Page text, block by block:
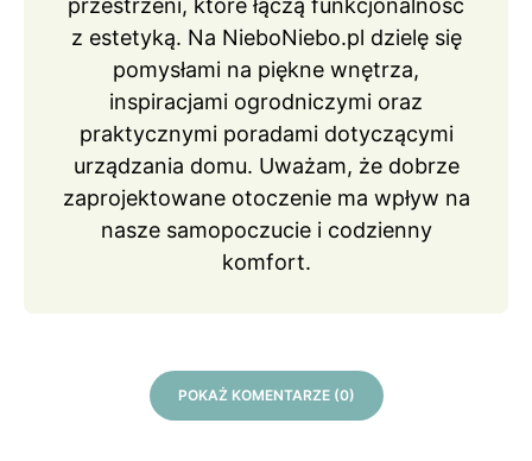
z estetyką. Na NieboNiebo.pl dzielę się
pomysłami na piękne wnętrza,
inspiracjami ogrodniczymi oraz
praktycznymi poradami dotyczącymi
urządzania domu. Uważam, że dobrze
zaprojektowane otoczenie ma wpływ na
nasze samopoczucie i codzienny
komfort.
POKAŻ KOMENTARZE (0)